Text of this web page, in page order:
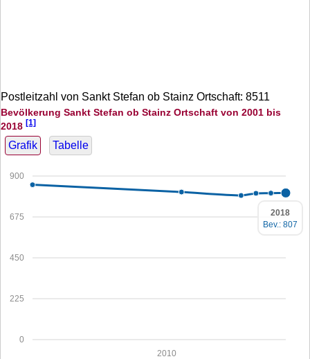
Postleitzahl von Sankt Stefan ob Stainz Ortschaft: 8511
Bevölkerung Sankt Stefan ob Stainz Ortschaft von 2001 bis
2018 [1]
Grafik Tabelle
0
225
450
675
900
2010
2018
Bev.: 807